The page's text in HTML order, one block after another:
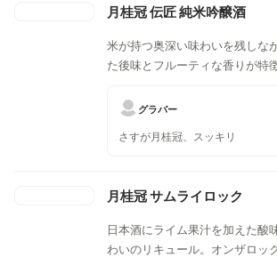
月桂冠 伝匠 純米吟醸酒
米が持つ奥深い味わいを残しな
た後味とフルーティな香りが特
グラバー
さすが月桂冠、スッキリ
月桂冠 サムライロック
日本酒にライム果汁を加えた酸
わいのリキュール。オンザロッ